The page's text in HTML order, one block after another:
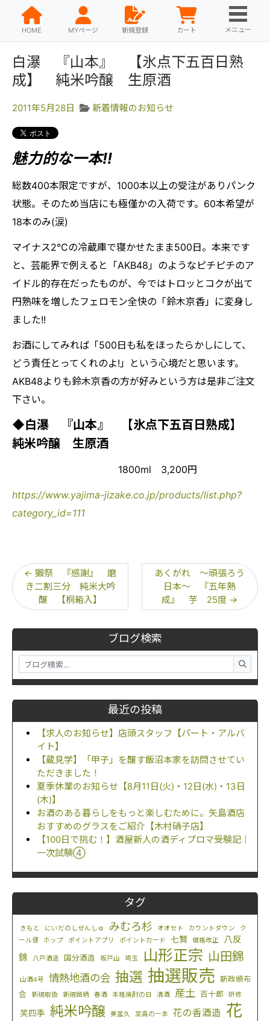
HOME MYページ 新規登録 カート メニュー
ブログ検索
最近の投稿
【求人のお知らせ】店頭スタッフ【パート・アルバ
イト】
【蔵見学】「甲子」を醸す飯沼本家を訪問させてい
ただきました！
夏季休業のお知らせ【8月11日(火)・12日(水)・13日
(木)】
お酒のある暮らしをもっと楽しむために。矢島酒店
おすすめのグラスをご紹介【木村硝子店】
【100日で挑む！】酒屋新人の酒ディプロマ受験記｜
一次試験④
タグ
きもと にいだのしぜんしゅ みむろ杉 オオセト カウントダウン
ク
ール便
ホップ ポイントアプリ ポイントカード 七賢 価格改正
八反
錦
八戸酒造 国分酒造 坂戸山 埼玉 山形正宗 山田錦
山酒4号 情熱地酒の会 抽選 抽選販売 新政頒布
会
新規取扱 新規銘柄 春酒 本格焼酎の日 清酒 産土 百十郎 研修
笑四季 純米吟醸 美冨久 至高の一本 花の香酒造 花
白瀑 『山本』 【氷点下五百日熟
成】 純米吟醸 生原酒
2011年5月28日 新着情報のお知らせ
魅力的な一本!!
総数400本限定ですが、1000本以上の受注がありパンク
状態。そのため当店にも極僅かの入荷です。60本希望が
18本のみ(涙)
マイナス2℃の冷蔵庫で寝かせたまま500日。本来です
と、芸能界で例えると「AKB48」のようなピチピチのア
イドル的存在だったものが、今ではトロッとコクが出て
円熟味を増したフェロモン全快の「鈴木京香」に変身し
ました!!
お酒にしてみれば「500日も私をほったらかしにして、
どう責任とってくれのよ!」という心境だと思います。
AKB48よりも鈴木京香の方が好みという方は是非ご注文
下さい。
◆白瀑 『山本』 【氷点下五百日熟成】
純米吟醸 生原酒
1800ml 3,200円
https://www.yajima-jizake.co.jp/products/list.php?
category_id=111
← 獺祭 『感謝』 磨
き二割三分 純米大吟
醸 【桐箱入】
あくがれ ～頑張ろう
日本～ 『五年熟
成』 芋 25度 →